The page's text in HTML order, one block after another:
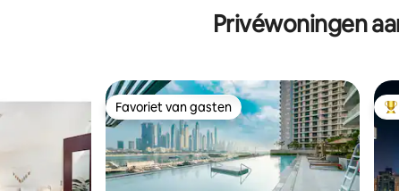
Privéwoningen
Favoriet van gasten
Favoriet van gasten